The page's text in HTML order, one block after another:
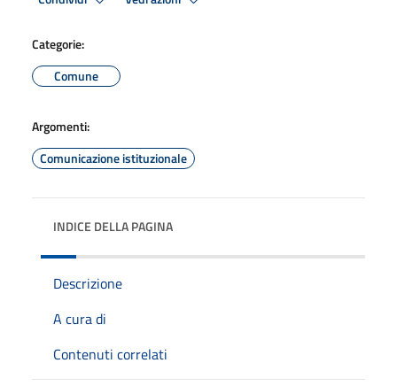
Categorie:
Comune
Argomenti:
Comunicazione istituzionale
INDICE DELLA PAGINA
Descrizione
A cura di
Contenuti correlati